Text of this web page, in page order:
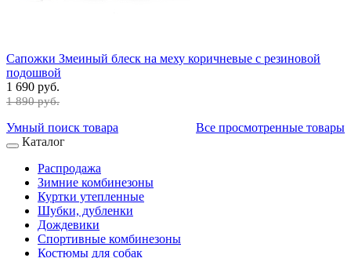
Сапожки Змеиный блеск на меху коричневые с резиновой
подошвой
1 690 руб.
1 890 руб.
Все просмотренные товары
Умный поиск товара
Каталог
Распродажа
Зимние комбинезоны
Куртки утепленные
Шубки, дубленки
Дождевики
Спортивные комбинезоны
Костюмы для собак